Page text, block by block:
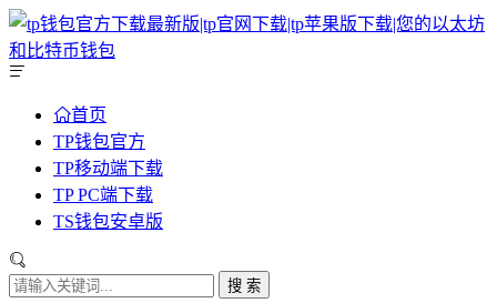
首页
TP钱包官方
TP移动端下载
TP PC端下载
TS钱包安卓版
搜 索